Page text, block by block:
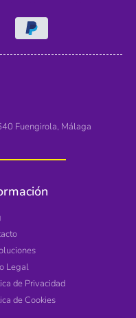
Fuengirola, Málaga
Legal
de Privacidad
de Cookies